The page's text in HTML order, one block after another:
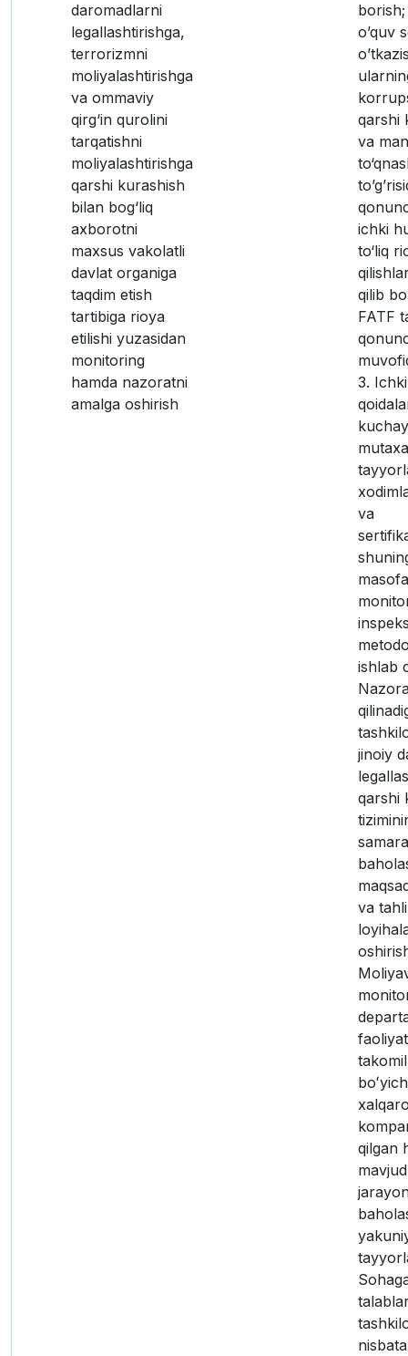
daromadlarni
legallashtirishga,
terrorizmni
moliyalashtirishga
va ommaviy
qirg‘in qurolini
tarqatishni
moliyalashtirishga
qarshi kurashish
bilan bog‘liq
axborotni
maxsus vakolatli
davlat organiga
taqdim etish
tartibiga rioya
etilishi yuzasidan
monitoring
hamda nazoratni
amalga oshirish
o’quv
qarshi
va
ichki
to‘liq
qilib
FATF
3.
va
ishlab
jinoiy
qarshi
va
qilgan
mavjud